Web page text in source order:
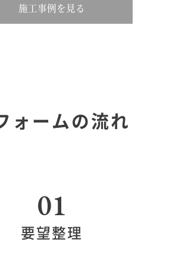
施工事例を見る
ォームの流れ
01
要望整理